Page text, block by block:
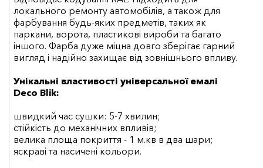
локального ремонту автомобілів, а також для
фарбування будь-яких предметів, таких як
паркани, ворота, пластикові вироби та багато
іншого. Фарба дуже міцна довго зберігає гарний
вигляд і надійно захищає від зовнішнього впливу.
Унікальні властивості універсальної емалі
Deco Blik:
швидкий час сушки: 5-7 хвилин;
стійкість до механічних впливів;
велика площа покриття - 1 м.кв в два шари;
яскраві та насичені кольори.